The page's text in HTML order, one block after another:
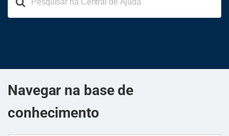
For
Navegar na base de
conhecimento